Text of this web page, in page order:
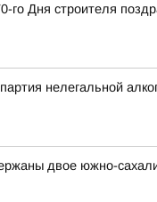
Дня строителя
нелегальной
двое южно-